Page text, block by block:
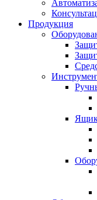
Продукция